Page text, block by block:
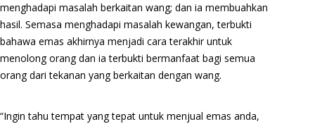
menghadapi masalah berkaitan wang; dan ia membuahkan
hasil. Semasa menghadapi masalah kewangan, terbukti
bahawa emas akhirnya menjadi cara terakhir untuk
menolong orang dan ia terbukti bermanfaat bagi semua
orang dari tekanan yang berkaitan dengan wang.
“Ingin tahu tempat yang tepat untuk menjual emas anda,